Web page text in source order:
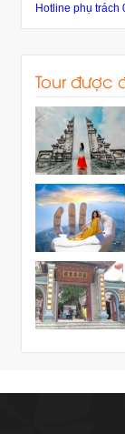
Hotline phụ trách
Tour được